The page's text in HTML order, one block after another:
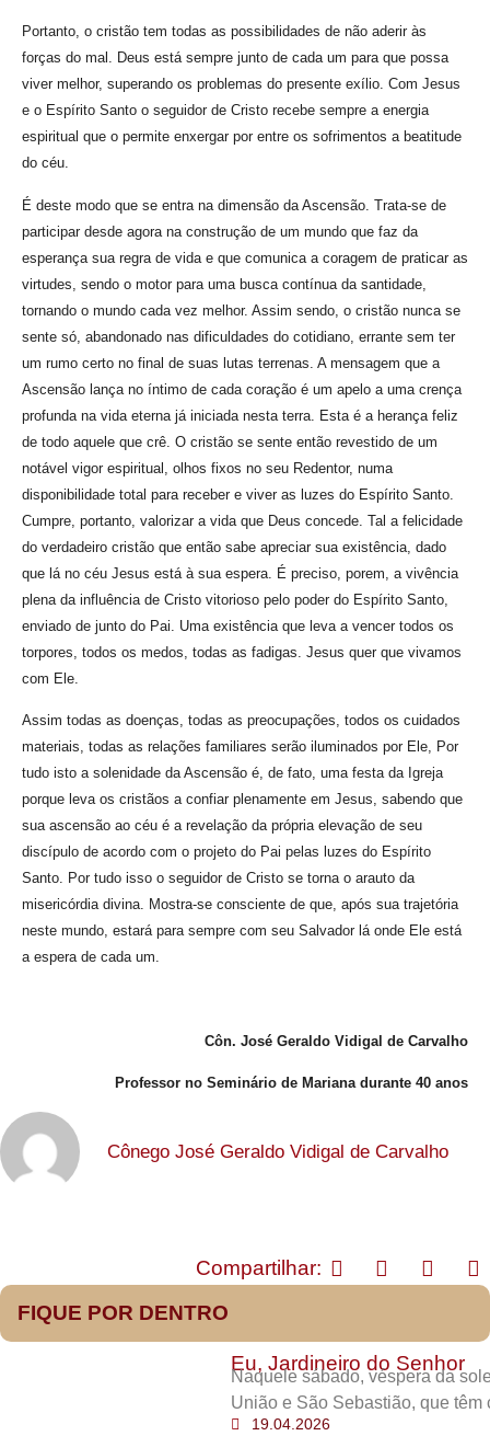
Portanto, o cristão tem todas as possibilidades de não aderir às
forças do mal. Deus está sempre junto de cada um para que possa
viver melhor, superando os problemas do presente exílio. Com Jesus
e o Espírito Santo o seguidor de Cristo recebe sempre a energia
espiritual que o permite enxergar por entre os sofrimentos a beatitude
do céu.
É deste modo que se entra na dimensão da Ascensão. Trata-se de
participar desde agora na construção de um mundo que faz da
esperança sua regra de vida e que comunica a coragem de praticar as
virtudes, sendo o motor para uma busca contínua da santidade,
tornando o mundo cada vez melhor. Assim sendo, o cristão nunca se
sente só, abandonado nas dificuldades do cotidiano, errante sem ter
um rumo certo no final de suas lutas terrenas. A mensagem que a
Ascensão lança no íntimo de cada coração é um apelo a uma crença
profunda na vida eterna já iniciada nesta terra. Esta é a herança feliz
de todo aquele que crê. O cristão se sente então revestido de um
notável vigor espiritual, olhos fixos no seu Redentor, numa
disponibilidade total para receber e viver as luzes do Espírito Santo.
Cumpre, portanto, valorizar a vida que Deus concede. Tal a felicidade
do verdadeiro cristão que então sabe apreciar sua existência, dado
que lá no céu Jesus está à sua espera. É preciso, porem, a vivência
plena da influência de Cristo vitorioso pelo poder do Espírito Santo,
enviado de junto do Pai. Uma existência que leva a vencer todos os
torpores, todos os medos, todas as fadigas. Jesus quer que vivamos
com Ele.
Assim todas as doenças, todas as preocupações, todos os cuidados
materiais, todas as relações familiares serão iluminados por Ele, Por
tudo isto a solenidade da Ascensão é, de fato, uma festa da Igreja
porque leva os cristãos a confiar plenamente em Jesus, sabendo que
sua ascensão ao céu é a revelação da própria elevação de seu
discípulo de acordo com o projeto do Pai pelas luzes do Espírito
Santo. Por tudo isso o seguidor de Cristo se torna o arauto da
misericórdia divina. Mostra-se consciente de que, após sua trajetória
neste mundo, estará para sempre com seu Salvador lá onde Ele está
a espera de cada um.
Côn. José Geraldo Vidigal de Carvalho
Professor no Seminário de Mariana durante 40 anos
Cônego José Geraldo Vidigal de Carvalho
Compartilhar:
FIQUE POR DENTRO
Eu, Jardineiro do Senhor
Naquele sábado, véspera da
União e São Sebastião, que têm
19.04.2026